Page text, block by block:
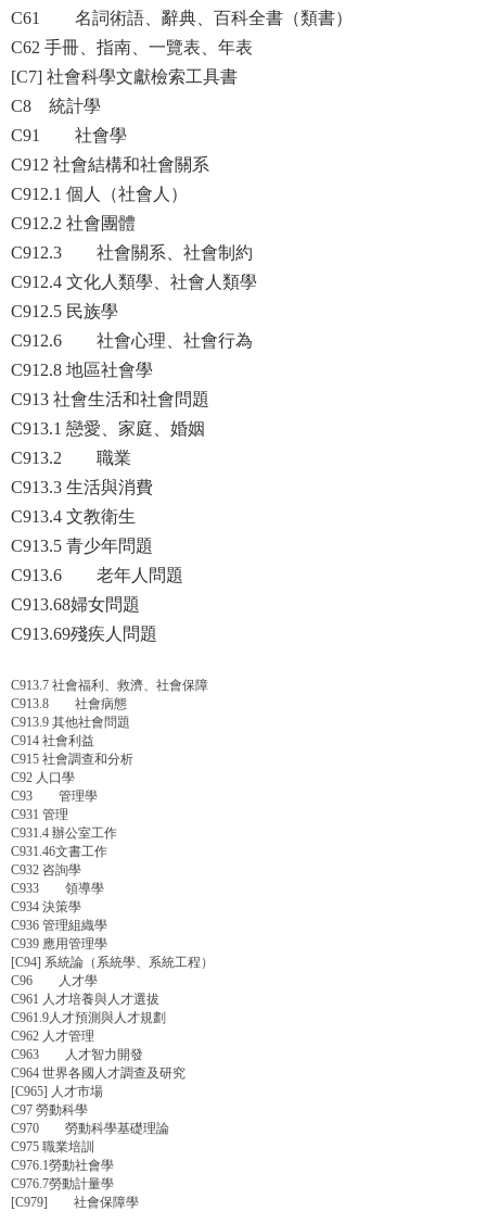
C61 名詞術語、辭典、百科全書（類書）
C62 手冊、指南、一覽表、年表
[C7] 社會科學文獻檢索工具書
C8 統計學
C91 社會學
C912 社會結構和社會關系
C912.1 個人（社會人）
C912.2 社會團體
C912.3 社會關系、社會制約
C912.4 文化人類學、社會人類學
C912.5 民族學
C912.6 社會心理、社會行為
C912.8 地區社會學
C913 社會生活和社會問題
C913.1 戀愛、家庭、婚姻
C913.2 職業
C913.3 生活與消費
C913.4 文教衛生
C913.5 青少年問題
C913.6 老年人問題
C913.68婦女問題
C913.69殘疾人問題
C913.7 社會福利、救濟、社會保障
C913.8 社會病態
C913.9 其他社會問題
C914 社會利益
C915 社會調查和分析
C92 人口學
C93 管理學
C931 管理
C931.4 辦公室工作
C931.46文書工作
C932 咨詢學
C933 領導學
C934 決策學
C936 管理組織學
C939 應用管理學
[C94] 系統論（系統學、系統工程）
C96 人才學
C961 人才培養與人才選拔
C961.9人才預測與人才規劃
C962 人才管理
C963 人才智力開發
C964 世界各國人才調查及研究
[C965] 人才市場
C97 勞動科學
C970 勞動科學基礎理論
C975 職業培訓
C976.1勞動社會學
C976.7勞動計量學
[C979] 社會保障學